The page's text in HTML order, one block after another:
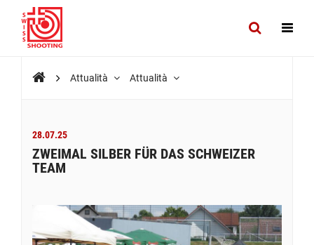
Attualità Attualità
28.07.25
ZWEIMAL SILBER FÜR DAS SCHWEIZER
TEAM